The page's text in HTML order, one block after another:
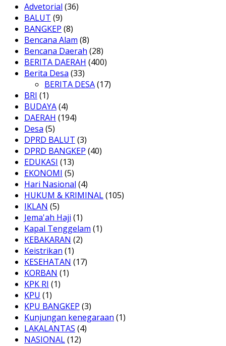
Advetorial (36)
BALUT (9)
BANGKEP (8)
Bencana Alam (8)
Bencana Daerah (28)
BERITA DAERAH (400)
Berita Desa (33)
BERITA DESA(17)
BRI (1)
BUDAYA(4)
DAERAH (194)
Desa (5)
DPRD BALUT (3)
DPRD BANGKEP (40)
EDUKASI (13)
EKONOMI (5)
Hari Nasional (4)
HUKUM & KRIMINAL(105)
IKLAN (5)
Jema'ah Haji (1)
Kapal Tenggelam (1)
KEBAKARAN (2)
Keistrikan (1)
KESEHATAN (17)
KORBAN (1)
KPK RI (1)
KPU (1)
KPU BANGKEP (3)
Kunjungan kenegaraan (1)
LAKALANTAS (4)
NASIONAL(12)